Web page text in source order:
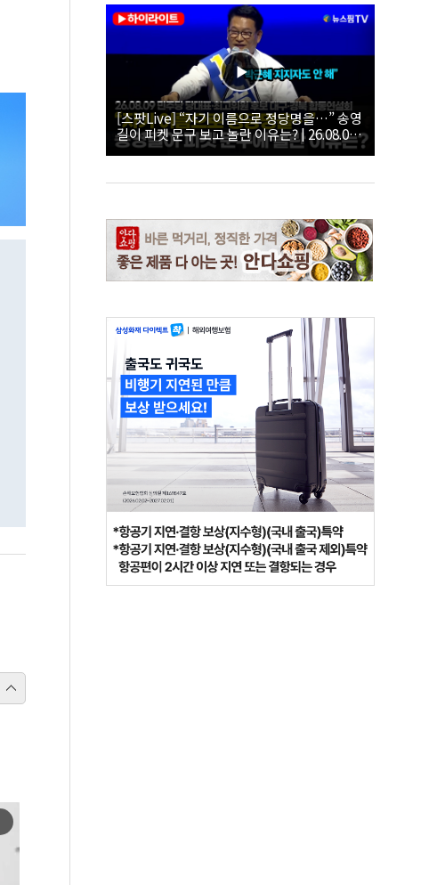
[스팟Live] “자기 이름으로 정당명을…” 송영
길이 피켓 문구 보고 놀란 이유는? | 26.08.09
더불어민주당 당대표·최고위원 후보 대구·경